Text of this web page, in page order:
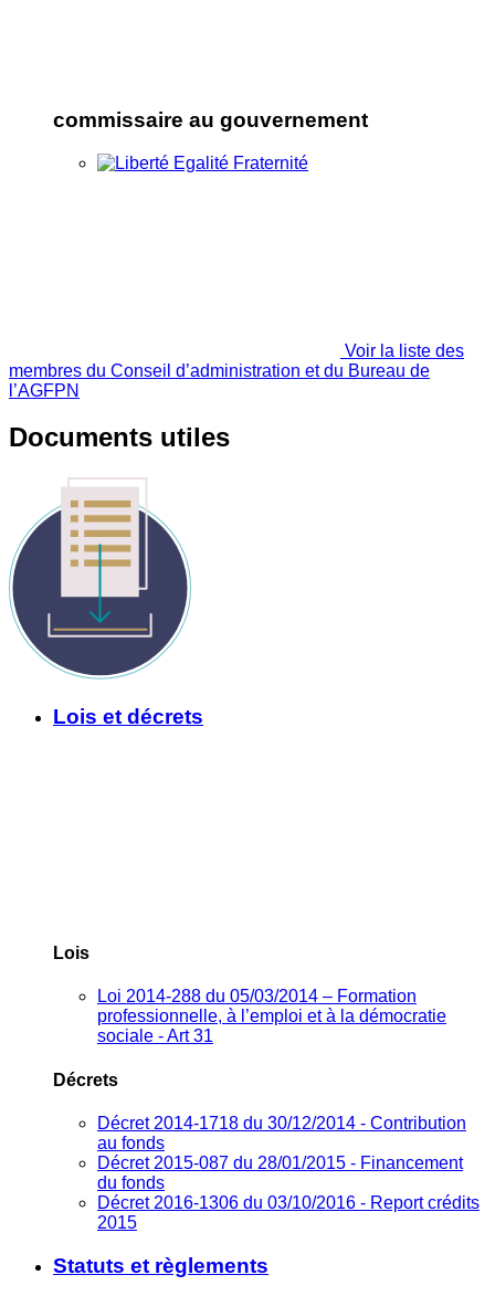
commissaire au gouvernement
Voir la liste des
membres du Conseil d’administration et du Bureau de
l’AGFPN
Documents utiles
Lois et décrets
Lois
Loi 2014-288 du 05/03/2014 – Formation
professionnelle, à l’emploi et à la démocratie
sociale - Art 31
Décrets
Décret 2014-1718 du 30/12/2014 - Contribution
au fonds
Décret 2015-087 du 28/01/2015 - Financement
du fonds
Décret 2016-1306 du 03/10/2016 - Report crédits
2015
Statuts et règlements